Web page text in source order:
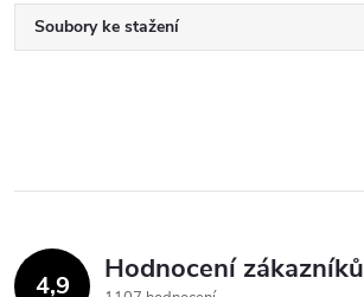
Soubory ke stažení
4,9 Hodnocení zákazníků